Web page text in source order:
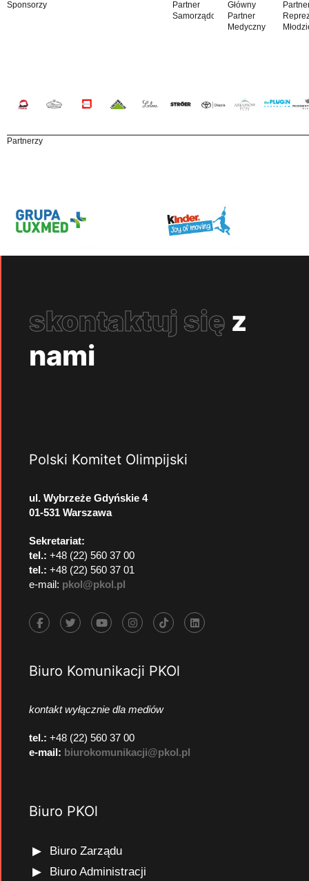
Sponsorzy
Partner
Samorządowy
Główny
Partner
Medyczny
Partnerzy
skontaktuj się z
nami
Polski Komitet Olimpijski
ul. Wybrzeże Gdyńskie 4
01-531 Warszawa
Sekretariat:
tel.: +48 (22) 560 37 00
tel.: +48 (22) 560 37 01
e-mail: pkol@pkol.pl
Biuro Komunikacji PKOl
kontakt wyłącznie dla mediów
tel.: +48 (22) 560 37 00
e-mail: biurokomunikacji@pkol.pl
Biuro PKOl
Biuro Zarządu
Biuro Administracji